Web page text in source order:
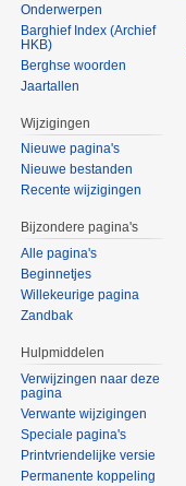
Onderwerpen
Barghief Index (Archief
HKB)
Berghse woorden
Jaartallen
Wijzigingen
Nieuwe pagina's
Nieuwe bestanden
Recente wijzigingen
Bijzondere pagina's
Alle pagina's
Beginnetjes
Willekeurige pagina
Zandbak
Hulpmiddelen
Verwijzingen naar deze
pagina
Verwante wijzigingen
Speciale pagina's
Printvriendelijke versie
Permanente koppeling